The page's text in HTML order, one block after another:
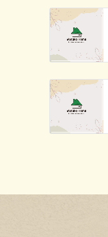
ビ
ゲ
ー
シ